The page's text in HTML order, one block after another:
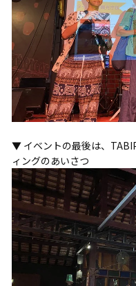
▼ イベントの最後は、
ィングのあいさつ